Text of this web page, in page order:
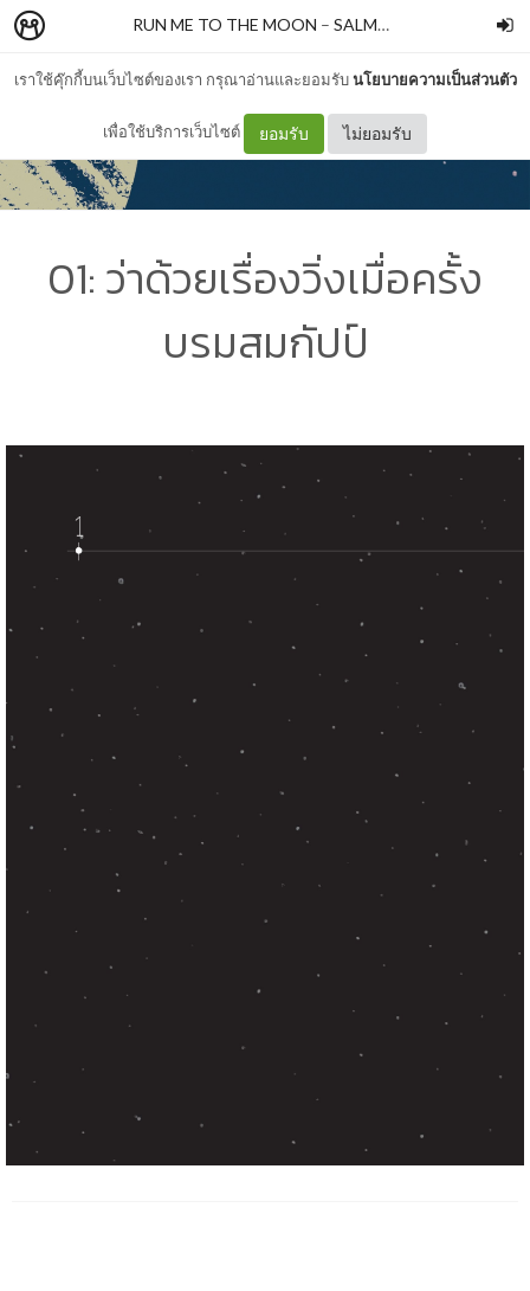
เราใช้คุ๊กกี้บนเว็บไซต์ของเรา กรุณาอ่านและยอมรับนโยบายความเป็นส่วนตัว
เพื่อใช้บริการเว็บไซต์ ยอมรับ ไม่ยอมรับ
RUN ME TO THE MOON – SALMONBOOKS
01: ว่าด้วยเรื่องวิ่งเมื่อครั้ง
บรมสมกัปป์